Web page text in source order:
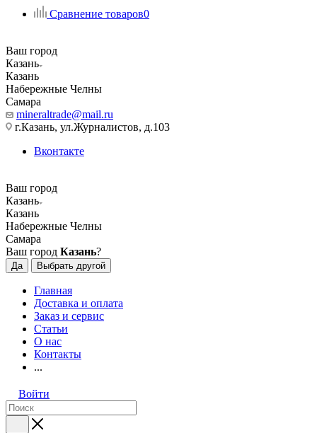
Сравнение товаров0
Ваш город
Казань
Казань
Набережные Челны
Самара
mineraltrade@mail.ru
г.Казань, ул.Журналистов, д.103
Вконтакте
Ваш город
Казань
Казань
Набережные Челны
Самара
Ваш город Казань?
Да Выбрать другой
Главная
Доставка и оплата
Заказ и сервис
Статьи
О нас
Контакты
...
Войти